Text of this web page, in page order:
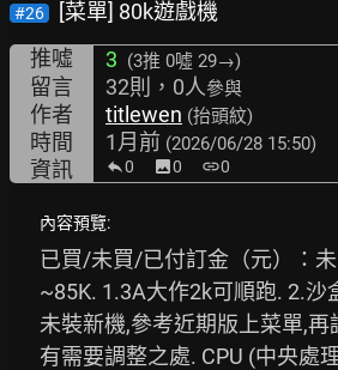
#26
[菜單] 80k遊戲機
推噓
3 (3推 0噓 29→)
留言 32則，0人參與
作者 titlewen (抬頭紋)
時間 1月前 (2026/06/28 15:50)
資訊 0 image0 link0
內容預覽:
已買/未買/已付訂金（元）：
~85K. 1.3A大作2k可順跑. 2.沙
未裝新機,參考近期版上菜單,再
有需要調整之處. CPU (中央處